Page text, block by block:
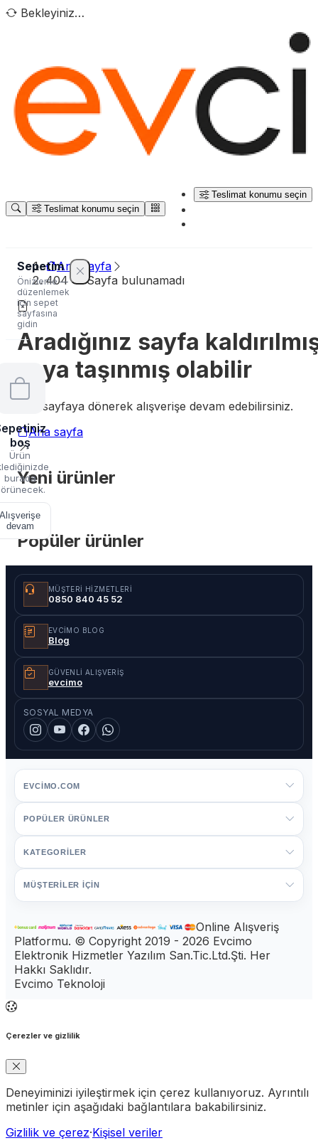
Bekleyiniz…
Teslimat konumu seçin
Teslimat konumu seçin
Sepetim
Önizleme —
düzenlemek
için sepet
sayfasına
gidin
boş
Ürün
burada
Alışverişe
devam
Ana sayfa
404 — Sayfa bulunamadı
Aradığınız sayfa
veya taşınmış olabilir
Ana sayfaya dönerek alışverişe devam edebilirsiniz.
Ana sayfa
Yeni ürünler
Popüler ürünler
MÜŞTERI HIZMETLERI
0850 840 45 52
EVCIMO BLOG
Blog
GÜVENLI ALIŞVERIŞ
evcimo
SOSYAL MEDYA
EVCIMO.COM
POPÜLER ÜRÜNLER
KATEGORİLER
MÜŞTERİLER İÇİN
Online Alışveriş
Platformu. © Copyright 2019 - 2026 Evcimo
Elektronik Hizmetler Yazılım San.Tic.Ltd.Şti. Her
Hakkı Saklıdır.
Evcimo Teknoloji
Çerezler ve gizlilik
Deneyiminizi iyileştirmek için çerez kullanıyoruz. Ayrıntılı
metinler için aşağıdaki bağlantılara bakabilirsiniz.
Gizlilik ve çerez·Kişisel veriler